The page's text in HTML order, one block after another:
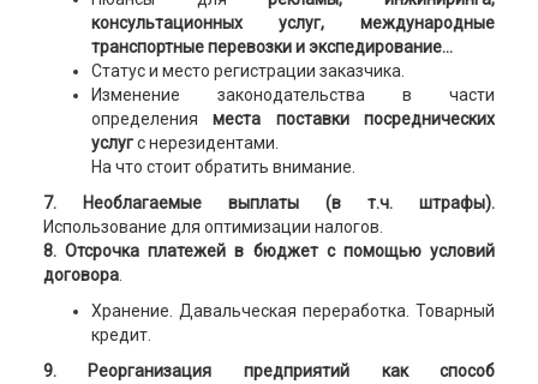
консультационных услуг, международные
транспортные перевозки и экспедирование...
Статус и место регистрации заказчика.
Изменение законодательства в части
определенияместа поставки посреднических
услугс нерезидентами.
На что стоит обратить внимание.
7. Необлагаемые выплаты (в т.ч. штрафы).
Использование для оптимизации налогов.
8. Отсрочка платежей в бюджет с помощью условий
договора.
Хранение. Давальческая переработка. Товарный
кредит.
9. Реорганизация предприятий как способ